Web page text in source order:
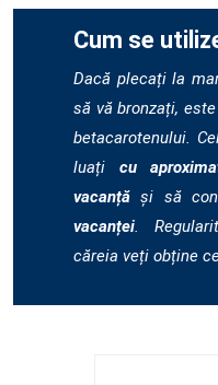
Cum se
Dacă plecați la
să vă bronzați,
betacarotenului.
luați cu
vacanță și să
vacanței.
căreia veți obține